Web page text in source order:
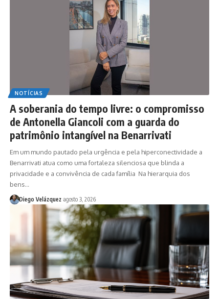
NOTÍCIAS
A soberania do tempo livre: o compromisso
de Antonella Giancoli com a guarda do
patrimônio intangível na Benarrivati
Em um mundo pautado pela urgência e pela hiperconectividade a
Benarrivati atua como uma fortaleza silenciosa que blinda a
privacidade e a convivência de cada família Na hierarquia dos
bens…
Diego Velázquez agosto 3, 2026